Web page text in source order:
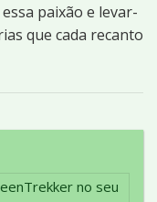
paixão e levar-
que cada recanto
no seu